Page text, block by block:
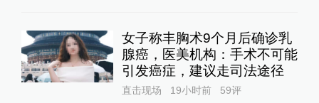
女子称丰胸术9个月后确诊乳
腺癌，医美机构：手术不可能
引发癌症，建议走司法途径
直击现场 19小时前 59评